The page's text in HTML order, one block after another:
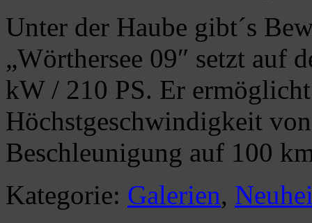
Unter der Haube gibt´s
„Wörthersee 09″ setzt auf
kW / 210 PS. Er
Höchstgeschwindigkeit
Beschleunigung auf 100
Kategorie: Galerien,